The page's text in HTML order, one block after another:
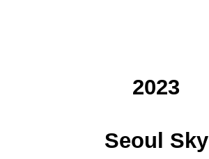
2023
Seoul Sky